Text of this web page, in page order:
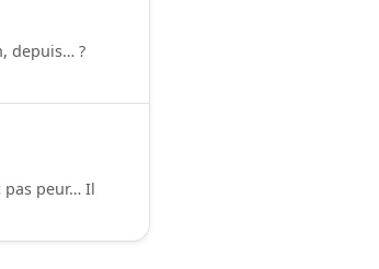
depuis… ?
pas peur… Il